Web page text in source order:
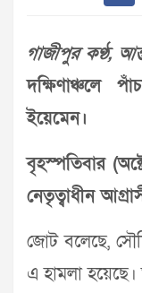
গাজীপুর কণ্ঠ,
দক্ষিণাঞ্চলে
ইয়েমেন।
বৃহস্পতিবার
নেতৃত্বাধীন
জোট বলেছে,
এ হামলা হয়েছে।